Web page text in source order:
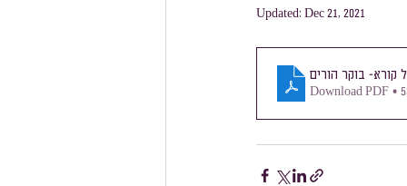
Updated: Dec 21, 2021
קורא- בוקר הורים
Download PDF •